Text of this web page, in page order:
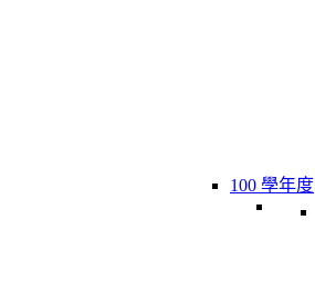
100 學年度